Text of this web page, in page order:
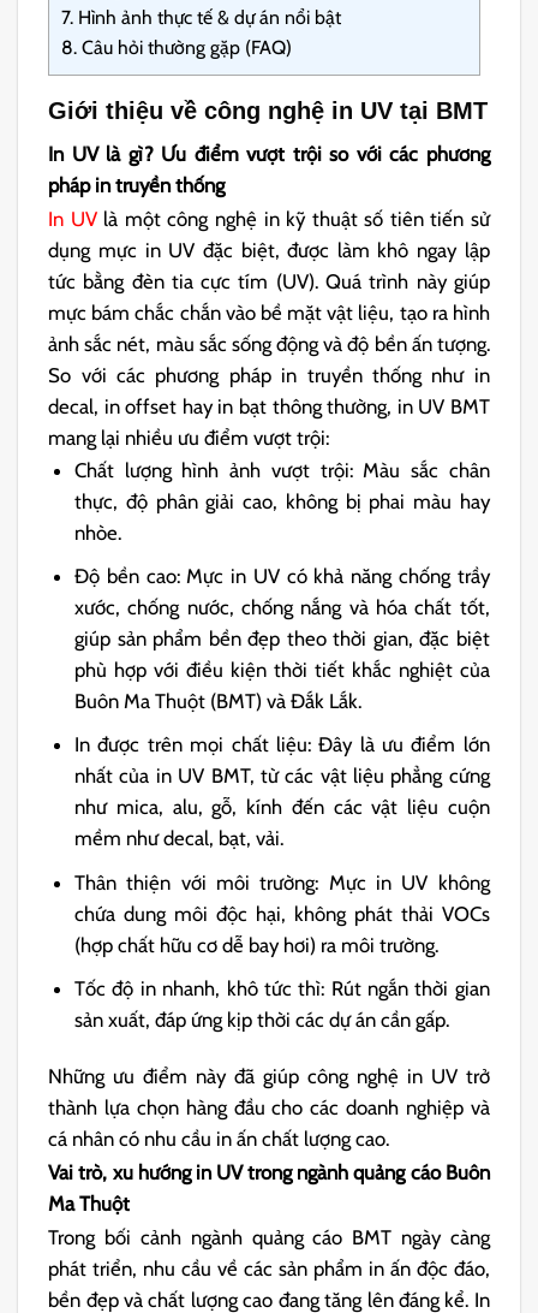
7. Hình ảnh thực tế & dự án nổi bật
8. Câu hỏi thường gặp (FAQ)
Giới thiệu về công nghệ in UV tại BMT
In UV là gì? Ưu điểm vượt trội so với các phương
pháp in truyền thống
In UVlà một công nghệ in kỹ thuật số tiên tiến sử
dụng mực in UV đặc biệt, được làm khô ngay lập
tức bằng đèn tia cực tím (UV). Quá trình này giúp
mực bám chắc chắn vào bề mặt vật liệu, tạo ra hình
ảnh sắc nét, màu sắc sống động và độ bền ấn tượng.
So với các phương pháp in truyền thống như in
decal, in offset hay in bạt thông thường, in UV BMT
mang lại nhiều ưu điểm vượt trội:
Chất lượng hình ảnh vượt trội: Màu sắc chân
thực, độ phân giải cao, không bị phai màu hay
nhòe.
Độ bền cao: Mực in UV có khả năng chống trầy
xước, chống nước, chống nắng và hóa chất tốt,
giúp sản phẩm bền đẹp theo thời gian, đặc biệt
phù hợp với điều kiện thời tiết khắc nghiệt của
Buôn Ma Thuột (BMT) và Đắk Lắk.
In được trên mọi chất liệu: Đây là ưu điểm lớn
nhất của in UV BMT, từ các vật liệu phẳng cứng
như mica, alu, gỗ, kính đến các vật liệu cuộn
mềm như decal, bạt, vải.
Thân thiện với môi trường: Mực in UV không
chứa dung môi độc hại, không phát thải VOCs
(hợp chất hữu cơ dễ bay hơi) ra môi trường.
Tốc độ in nhanh, khô tức thì: Rút ngắn thời gian
sản xuất, đáp ứng kịp thời các dự án cần gấp.
Những ưu điểm này đã giúp công nghệ in UV trở
thành lựa chọn hàng đầu cho các doanh nghiệp và
cá nhân có nhu cầu in ấn chất lượng cao.
Vai trò, xu hướng in UV trong ngành quảng cáo Buôn
Ma Thuột
Trong bối cảnh ngành quảng cáo BMT ngày càng
phát triển, nhu cầu về các sản phẩm in ấn độc đáo,
bền đẹp và chất lượng cao đang tăng lên đáng kể. In